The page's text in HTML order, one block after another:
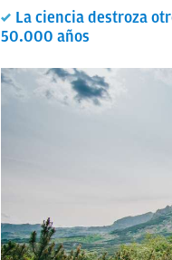
La ciencia destroza
50.000 años